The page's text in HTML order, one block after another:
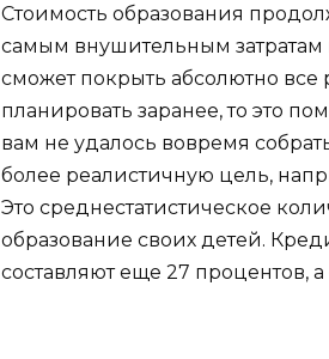
Стоимость образования
самым внушительным
сможет покрыть абсолютно все
планировать заранее, то это
вам не удалось вовремя
более реалистичную цель,
Это среднестатистическое
образование своих детей.
составляют еще 27 процентов,